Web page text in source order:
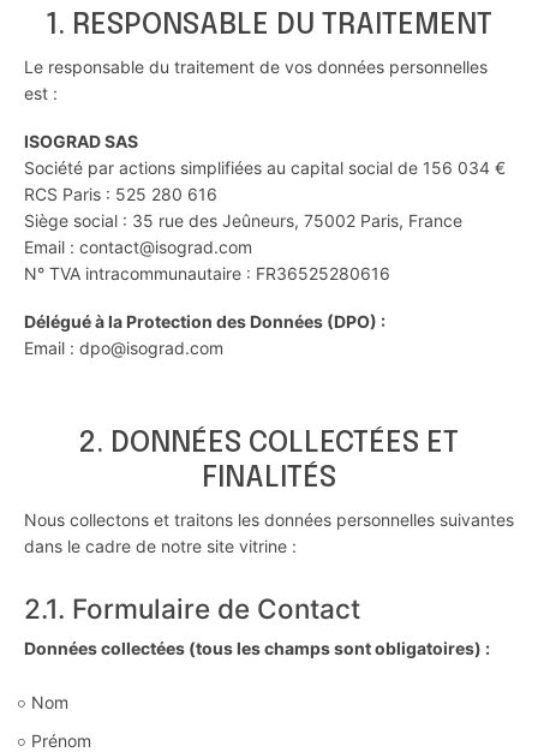
1. RESPONSABLE DU TRAITEMENT
Le responsable du traitement de vos données personnelles
est :
ISOGRAD SAS
Société par actions simplifiées au capital social de 156 034 €
RCS Paris : 525 280 616
Siège social : 35 rue des Jeûneurs, 75002 Paris, France
Email : contact@isograd.com
N° TVA intracommunautaire : FR36525280616
Délégué à la Protection des Données (DPO) :
Email : dpo@isograd.com
2. DONNÉES COLLECTÉES ET
FINALITÉS
Nous collectons et traitons les données personnelles suivantes
dans le cadre de notre site vitrine :
2.1. Formulaire de Contact
Données collectées (tous les champs sont obligatoires) :
Nom
Prénom